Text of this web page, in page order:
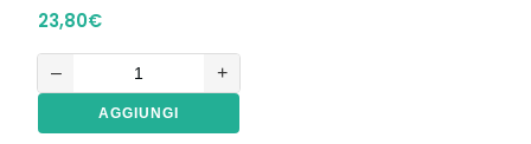
23,80€
– +
AGGIUNGI